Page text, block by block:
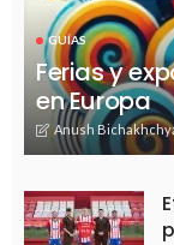
GUÍAS
Ferias y
en Europa
Anush